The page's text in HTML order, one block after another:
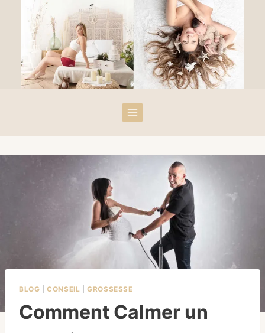
BLOG |CONSEIL |GROSSESSE
Comment Calmer un